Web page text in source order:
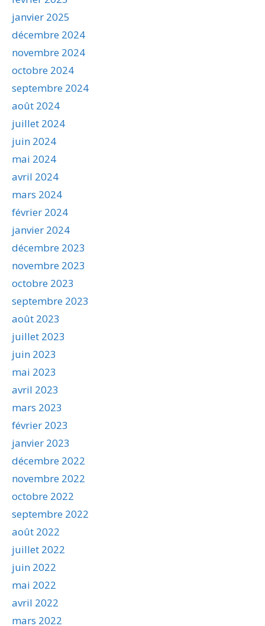
janvier 2025
décembre 2024
novembre 2024
octobre 2024
septembre 2024
août 2024
juillet 2024
juin 2024
mai 2024
avril 2024
mars 2024
février 2024
janvier 2024
décembre 2023
novembre 2023
octobre 2023
septembre 2023
août 2023
juillet 2023
juin 2023
mai 2023
avril 2023
mars 2023
février 2023
janvier 2023
décembre 2022
novembre 2022
octobre 2022
septembre 2022
août 2022
juillet 2022
juin 2022
mai 2022
avril 2022
mars 2022